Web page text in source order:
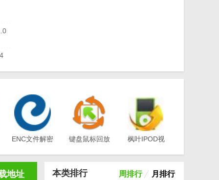
ENC文件解密
键盘鼠标回放
枫叶IPOD视
地址 本类排行 周排行 月排行